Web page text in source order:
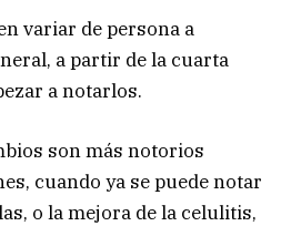
variar de persona a
a partir de la cuarta
a notarlos.
son más notorios
cuando ya se puede notar
o la mejora de la celulitis,